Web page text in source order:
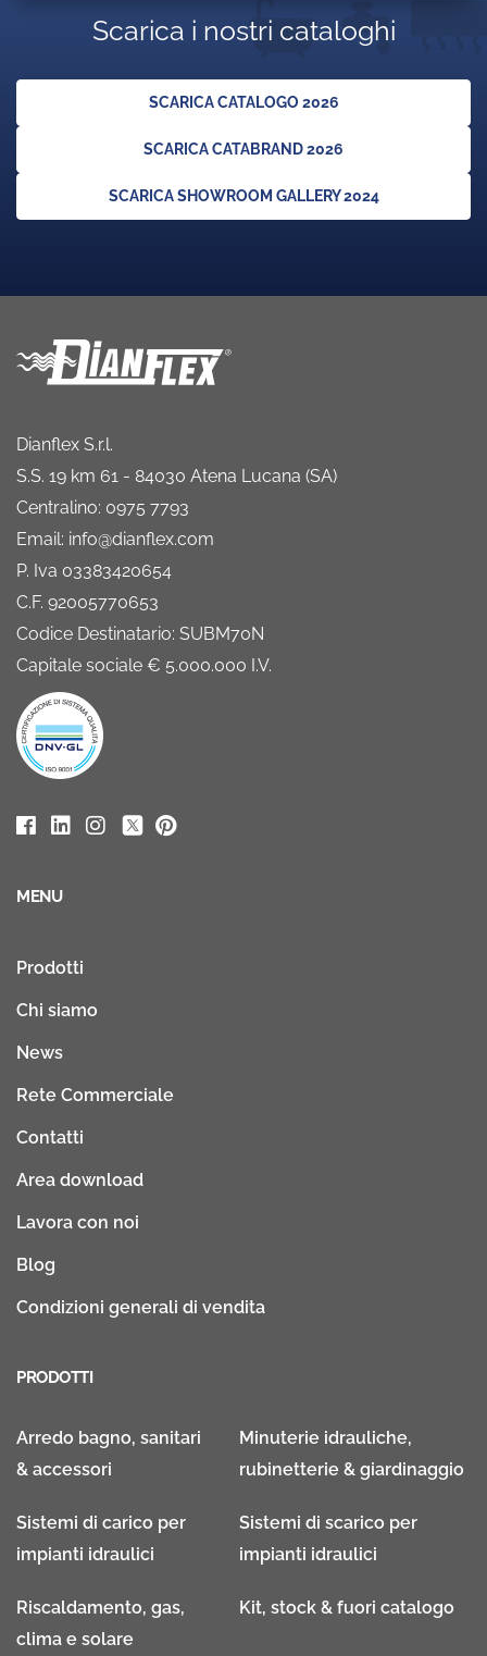
Scarica i nostri cataloghi
SCARICA CATALOGO 2026
SCARICA CATABRAND 2026
SCARICA SHOWROOM GALLERY 2024
Dianflex S.r.l.
S.S. 19 km 61 - 84030 Atena Lucana (SA)
Centralino: 0975 7793
Email: info@dianflex.com
P. Iva 03383420654
C.F. 92005770653
Codice Destinatario: SUBM70N
Capitale sociale € 5.000.000 I.V.
MENU
Prodotti
Chi siamo
News
Rete Commerciale
Contatti
Area download
Lavora con noi
Blog
Condizioni generali di vendita
PRODOTTI
Arredo bagno, sanitari
& accessori
Minuterie idrauliche,
rubinetterie & giardinaggio
Sistemi di carico per
impianti idraulici
Sistemi di scarico per
impianti idraulici
Riscaldamento, gas,
clima e solare
Kit, stock & fuori catalogo